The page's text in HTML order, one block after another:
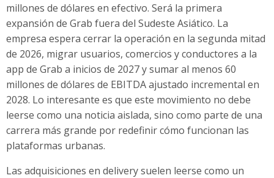
millones de dólares en efectivo. Será la primera
expansión de Grab fuera del Sudeste Asiático. La
empresa espera cerrar la operación en la segunda mitad
de 2026, migrar usuarios, comercios y conductores a la
app de Grab a inicios de 2027 y sumar al menos 60
millones de dólares de EBITDA ajustado incremental en
2028. Lo interesante es que este movimiento no debe
leerse como una noticia aislada, sino como parte de una
carrera más grande por redefinir cómo funcionan las
plataformas urbanas.
Las adquisiciones en delivery suelen leerse como un